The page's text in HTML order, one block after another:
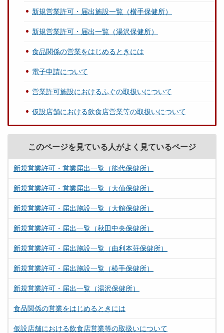
新規営業許可・届出施設一覧（横手保健所）
新規営業許可・届出一覧（湯沢保健所）
食品関係の営業をはじめるときには
電子申請について
営業許可施設におけるふぐの取扱いについて
仮設店舗における飲食店営業等の取扱いについて
このページを見ている人がよく見ているページ
新規営業許可・営業届出一覧（能代保健所）
新規営業許可・営業届出一覧（大仙保健所）
新規営業許可・届出施設一覧（大館保健所）
新規営業許可・届出一覧（秋田中央保健所）
新規営業許可・届出施設一覧（由利本荘保健所）
新規営業許可・届出施設一覧（横手保健所）
新規営業許可・届出一覧（湯沢保健所）
食品関係の営業をはじめるときには
仮設店舗における飲食店営業等の取扱いについて